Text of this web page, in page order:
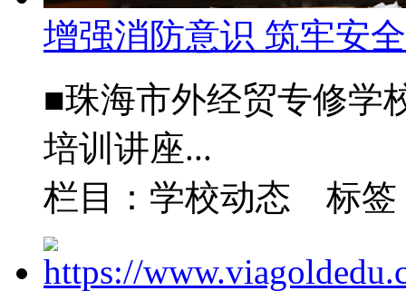
增强消防意识 筑牢安
■珠海市外经贸专修学
培训讲座...
栏目：学校动态 标